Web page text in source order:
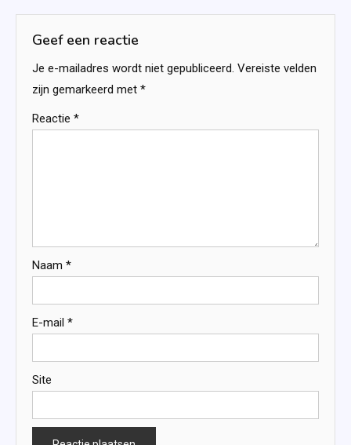
Geef een reactie
Je e-mailadres wordt niet gepubliceerd. Vereiste velden
zijn gemarkeerd met *
Reactie *
Naam *
E-mail *
Site